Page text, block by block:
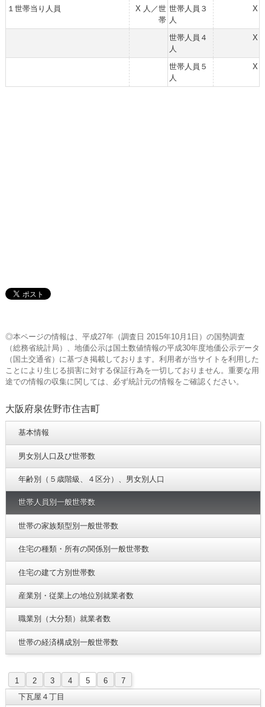
１世帯当り人員
X 人／世
帯
世帯人員３
人
X
世帯人員４
人
X
世帯人員５
人
X
◎本ページの情報は、平成27年（調査日 2015年10月1日）の国勢調査
（総務省統計局）、地価公示は国土数値情報の平成30年度地価公示データ
（国土交通省）に基づき掲載しております。利用者が当サイトを利用した
ことにより生じる損害に対する保証行為を一切しておりません。重要な用
途での情報の収集に関しては、必ず統計元の情報をご確認ください。
大阪府泉佐野市住吉町
基本情報
男女別人口及び世帯数
年齢別（５歳階級、４区分）、男女別人口
世帯人員別一般世帯数
世帯の家族類型別一般世帯数
住宅の種類・所有の関係別一般世帯数
住宅の建て方別世帯数
産業別・従業上の地位別就業者数
職業別（大分類）就業者数
世帯の経済構成別一般世帯数
1 2 3 4 5 6
7
下瓦屋４丁目